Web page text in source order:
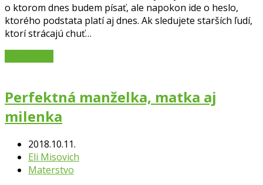
o ktorom dnes budem písať, ale napokon ide o heslo,
ktorého podstata platí aj dnes. Ak sledujete starších ľudí,
ktorí strácajú chuť…
Perfektná manželka, matka aj
milenka
2018.10.11.
Eli Misovich
Materstvo